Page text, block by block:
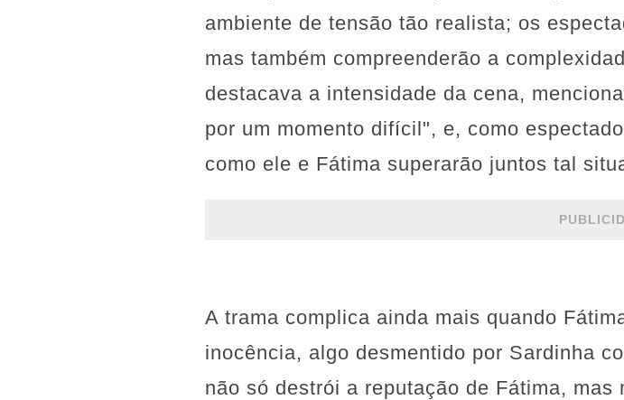
ambiente de tensão tão realista; os
mas também compreenderão a
destacava a intensidade da cena,
por um momento difícil", e, como
como ele e Fátima superarão juntos tal
A trama complica ainda mais quando
inocência, algo desmentido por Sardinha
não só destrói a reputação de Fátima,